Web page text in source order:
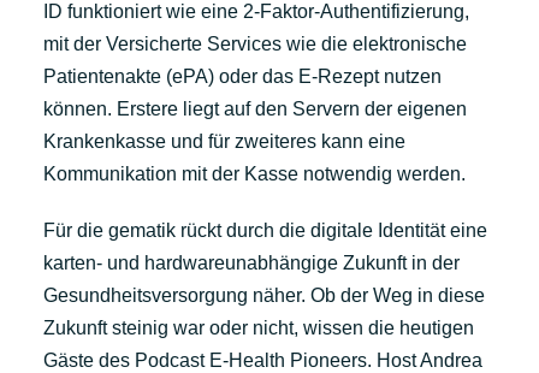
ID funktioniert wie eine 2-Faktor-Authentifizierung,
mit der Versicherte Services wie die elektronische
Patientenakte (ePA) oder das E-Rezept nutzen
können. Erstere liegt auf den Servern der eigenen
Krankenkasse und für zweiteres kann eine
Kommunikation mit der Kasse notwendig werden.
Für die gematik rückt durch die digitale Identität eine
karten- und hardwareunabhängige Zukunft in der
Gesundheitsversorgung näher. Ob der Weg in diese
Zukunft steinig war oder nicht, wissen die heutigen
Gäste des Podcast E-Health Pioneers. Host Andrea